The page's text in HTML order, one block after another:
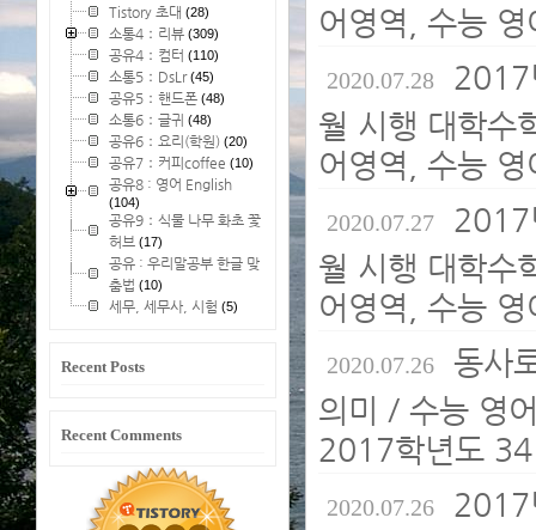
Tistory 초대 (28)
소통4：리뷰 (309)
공유4：컴터 (110)
소통5：DsLr(45)
공유5：핸드폰 (48)
소통6：글귀 (48)
공유6：요리(학원) (20)
공유7：커피coffee (10)
공유8 : 영어 English
(104)
공유9：식물 나무 화초 꽃
허브 (17)
공유 : 우리말공부 한글 맞
춤법 (10)
세무, 세무사, 시험 (5)
Recent Posts
Recent Comments
어영역, 수능
2020.07.28 2017
월 시행 대학수
어영역, 수능
2020.07.27 2017
월 시행 대학수
어영역, 수능
2020.07.26 동사
의미 / 수능 영
2017학년도
2020.07.26 2017